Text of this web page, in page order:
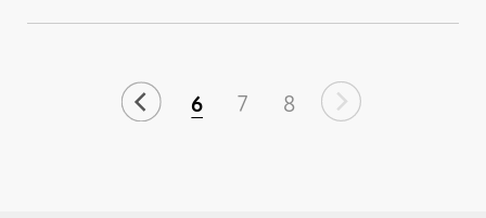
6 7 8